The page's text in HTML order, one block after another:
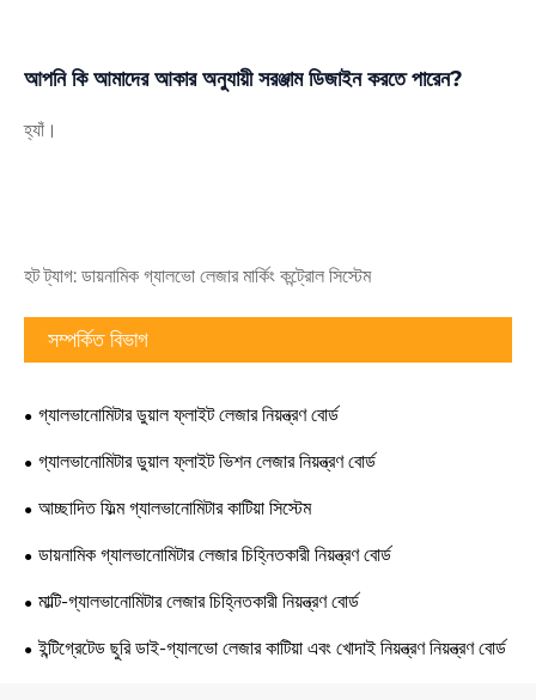
আপনি কি আমাদের আকার অনুযায়ী সরঞ্জাম ডিজাইন করতে পারেন?
হ্যাঁ।
হট ট্যাগ: ডায়নামিক গ্যালভো লেজার মার্কিং কন্ট্রোল সিস্টেম
সম্পর্কিত বিভাগ
গ্যালভানোমিটার ডুয়াল ফ্লাইট লেজার নিয়ন্ত্রণ বোর্ড
গ্যালভানোমিটার ডুয়াল ফ্লাইট ভিশন লেজার নিয়ন্ত্রণ বোর্ড
আচ্ছাদিত ফিল্ম গ্যালভানোমিটার কাটিয়া সিস্টেম
ডায়নামিক গ্যালভানোমিটার লেজার চিহ্নিতকারী নিয়ন্ত্রণ বোর্ড
মাল্টি-গ্যালভানোমিটার লেজার চিহ্নিতকারী নিয়ন্ত্রণ বোর্ড
ইন্টিগ্রেটেড ছুরি ডাই-গ্যালভো লেজার কাটিয়া এবং খোদাই নিয়ন্ত্রণ নিয়ন্ত্রণ বোর্ড